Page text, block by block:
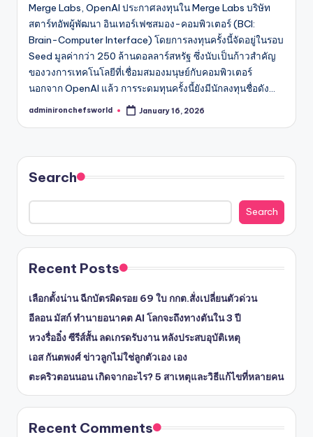
Merge Labs, OpenAI ประกาศลงทุนใน Merge Labs บริษัท
สตาร์ทอัพผู้พัฒนา อินเทอร์เฟซสมอง-คอมพิวเตอร์ (BCI:
Brain-Computer Interface) โดยการลงทุนครั้งนี้จัดอยู่ในรอบ
Seed มูลค่ากว่า 250 ล้านดอลลาร์สหรัฐ ซึ่งนับเป็นก้าวสำคัญ
ของวงการเทคโนโลยีที่เชื่อมสมองมนุษย์กับคอมพิวเตอร์
นอกจาก OpenAI แล้ว การระดมทุนครั้งนี้ยังมีนักลงทุนชื่อดัง…
Posted
adminironchefsworld January 16, 2026
Search
Search
Recent Posts
เลือกตั้งน่าน ฉีกบัตรผิดรอย 69 ใบ กกต.สั่งเปลี่ยนตัวด่วน
อีลอน มัสก์ ทำนายอนาคต AI โลกจะถึงทางตันใน 3 ปี
หวงรื่ออิ๋ง ซีรีส์สั้น ลดเกรดรับงาน หลังประสบอุบัติเหตุ
เอส กันตพงศ์ ข่าวลูกไม่ใช่ลูกตัวเอง เอง
ตะคริวตอนนอน เกิดจากอะไร? 5 สาเหตุและวิธีแก้ไขที่หลายคน
Recent Comments